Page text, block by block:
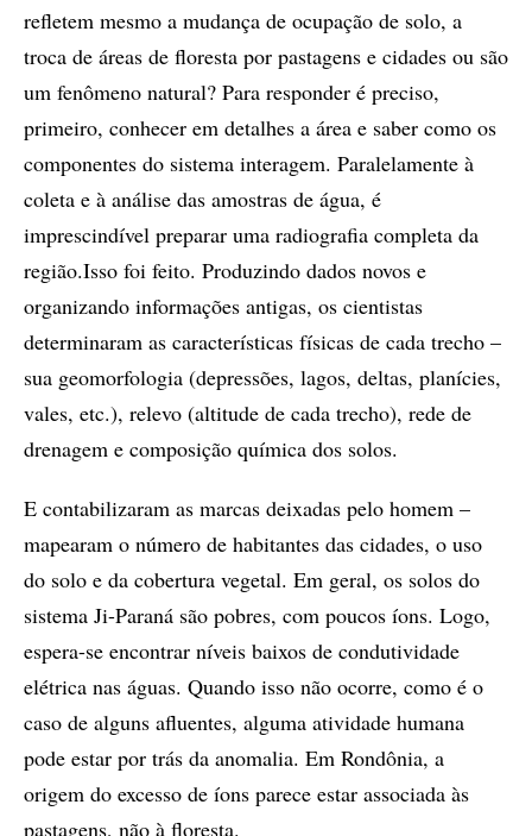
refletem mesmo a mudança de ocupação de solo, a
troca de áreas de floresta por pastagens e cidades ou são
um fenômeno natural? Para responder é preciso,
primeiro, conhecer em detalhes a área e saber como os
componentes do sistema interagem. Paralelamente à
coleta e à análise das amostras de água, é
imprescindível preparar uma radiografia completa da
região.Isso foi feito. Produzindo dados novos e
organizando informações antigas, os cientistas
determinaram as características físicas de cada trecho –
sua geomorfologia (depressões, lagos, deltas, planícies,
vales, etc.), relevo (altitude de cada trecho), rede de
drenagem e composição química dos solos.
E contabilizaram as marcas deixadas pelo homem –
mapearam o número de habitantes das cidades, o uso
do solo e da cobertura vegetal. Em geral, os solos do
sistema Ji-Paraná são pobres, com poucos íons. Logo,
espera-se encontrar níveis baixos de condutividade
elétrica nas águas. Quando isso não ocorre, como é o
caso de alguns afluentes, alguma atividade humana
pode estar por trás da anomalia. Em Rondônia, a
origem do excesso de íons parece estar associada às
pastagens, não à floresta.